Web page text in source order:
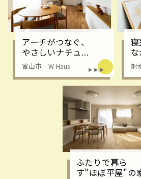
アーチがつなぐ、
やさしいナチュ...
富山市 W-Haus 射
ふたりで暮ら
す"ほぼ平屋"の